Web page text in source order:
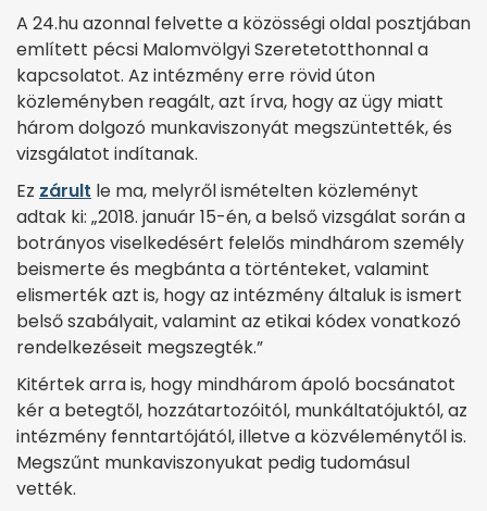
A 24.hu azonnal felvette a közösségi oldal posztjában
említett pécsi Malomvölgyi Szeretetotthonnal a
kapcsolatot. Az intézmény erre rövid úton
közleményben reagált, azt írva, hogy az ügy miatt
három dolgozó munkaviszonyát megszüntették, és
vizsgálatot indítanak.
Ez zárult le ma, melyről ismételten közleményt
adtak ki: „2018. január 15-én, a belső vizsgálat során a
botrányos viselkedésért felelős mindhárom személy
beismerte és megbánta a történteket, valamint
elismerték azt is, hogy az intézmény általuk is ismert
belső szabályait, valamint az etikai kódex vonatkozó
rendelkezéseit megszegték.”
Kitértek arra is, hogy mindhárom ápoló bocsánatot
kér a betegtől, hozzátartozóitól, munkáltatójuktól, az
intézmény fenntartójától, illetve a közvéleménytől is.
Megszűnt munkaviszonyukat pedig tudomásul
vették.